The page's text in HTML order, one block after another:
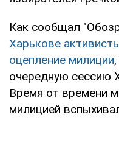
Как сообщал
Харькове
оцепление милиции
очередную сессию
Время от времени
милицией